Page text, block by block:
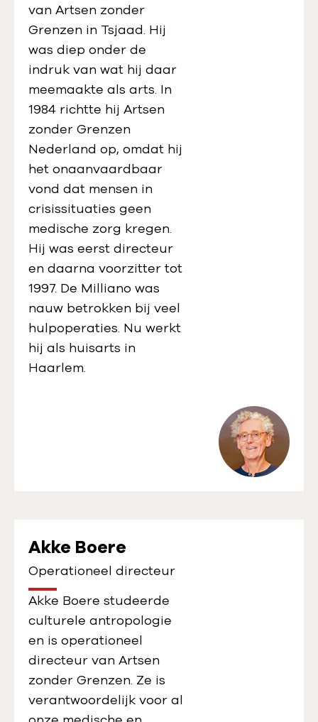
van Artsen zonder
Grenzen in Tsjaad. Hij
was diep onder de
indruk van wat hij daar
meemaakte als arts. In
1984 richtte hij Artsen
zonder Grenzen
Nederland op, omdat hij
het onaanvaardbaar
vond dat mensen in
crisissituaties geen
medische zorg kregen.
Hij was eerst directeur
en daarna voorzitter tot
1997. De Milliano was
nauw betrokken bij veel
hulpoperaties. Nu werkt
hij als huisarts in
Haarlem.
Akke Boere
Operationeel directeur
Akke Boere studeerde
culturele antropologie
en is operationeel
directeur van Artsen
zonder Grenzen. Ze is
verantwoordelijk voor al